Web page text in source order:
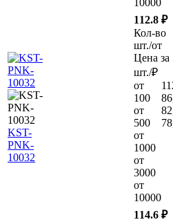
10000
KST-
PNK-
10032
112.8 ₽
Кол-во
шт./от
Цена за
шт./₽
от
100
от
500
от
1000
от
3000
от
10000
114.6 ₽